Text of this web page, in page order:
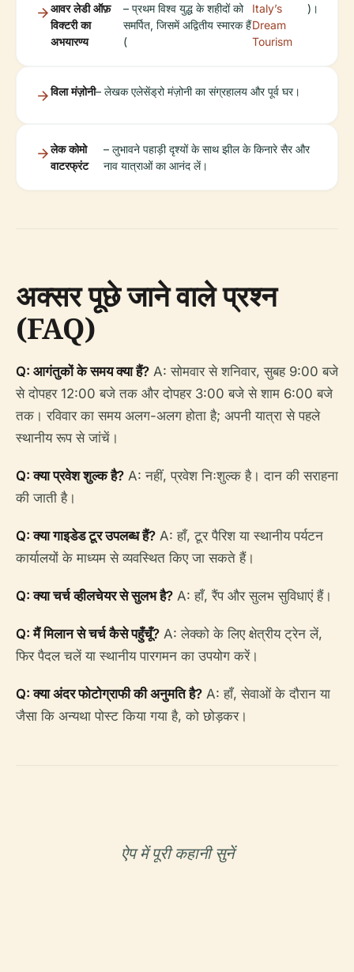
आवर लेडी ऑफ़
विक्टरी का
अभयारण्य
– प्रथम विश्व युद्ध के शहीदों को
समर्पित, जिसमें अद्वितीय स्मारक हैं
(
Italy’s
Dream
Tourism
)।
विला मंज़ोनी– लेखक एलेसेंड्रो मंज़ोनी का संग्रहालय और पूर्व घर।
लेक कोमो
वाटरफ्रंट
– लुभावने पहाड़ी दृश्यों के साथ झील के किनारे सैर और
नाव यात्राओं का आनंद लें।
अक्सर पूछे जाने वाले प्रश्न
(FAQ)
Q: आगंतुकों के समय क्या हैं? A: सोमवार से शनिवार, सुबह 9:00 बजे
से दोपहर 12:00 बजे तक और दोपहर 3:00 बजे से शाम 6:00 बजे
तक। रविवार का समय अलग-अलग होता है; अपनी यात्रा से पहले
स्थानीय रूप से जांचें।
Q: क्या प्रवेश शुल्क है? A: नहीं, प्रवेश निःशुल्क है। दान की सराहना
की जाती है।
Q: क्या गाइडेड टूर उपलब्ध हैं? A: हाँ, टूर पैरिश या स्थानीय पर्यटन
कार्यालयों के माध्यम से व्यवस्थित किए जा सकते हैं।
Q: क्या चर्च व्हीलचेयर से सुलभ है? A: हाँ, रैंप और सुलभ सुविधाएं हैं।
Q: मैं मिलान से चर्च कैसे पहुँचूँ? A: लेक्को के लिए क्षेत्रीय ट्रेन लें,
फिर पैदल चलें या स्थानीय पारगमन का उपयोग करें।
Q: क्या अंदर फोटोग्राफी की अनुमति है? A: हाँ, सेवाओं के दौरान या
जैसा कि अन्यथा पोस्ट किया गया है, को छोड़कर।
ऐप में पूरी कहानी सुनें